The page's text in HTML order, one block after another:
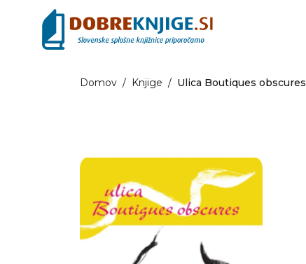
Domov / Knjige / Ulica Boutiques obscures